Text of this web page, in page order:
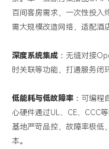
百间客房需求，一次性投入
需大规模改造网络，适配酒
深度系统集成 ：无缝对接
时关联等功能，打通服务闭
低能耗与低故障率 ：可编程
心硬件通过UL、CE、CCC
基地严苛品控，故障率极低
本。